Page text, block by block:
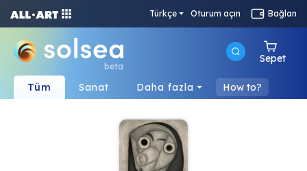
Türkçe Oturum açın Bağlan
beta
Sepet
Tüm Sanat Daha fazla How to?